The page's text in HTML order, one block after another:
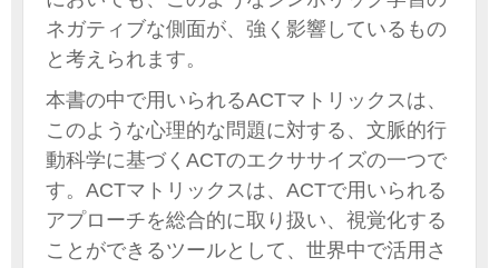
ネガティブな側面が、強く影響しているもの
と考えられます。
本書の中で用いられるACTマトリックスは、
このような心理的な問題に対する、文脈的行
動科学に基づくACTのエクササイズの一つで
す。ACTマトリックスは、ACTで用いられる
アプローチを総合的に取り扱い、視覚化する
ことができるツールとして、世界中で活用さ